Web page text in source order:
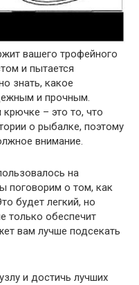
вашего трофейного
и пытается
знать, какое
и прочным.
– это то, что
о рыбалке, поэтому
внимание.
на
поговорим о том, как
будет легкий, но
только обеспечит
вам лучше подсекать
и достичь лучших